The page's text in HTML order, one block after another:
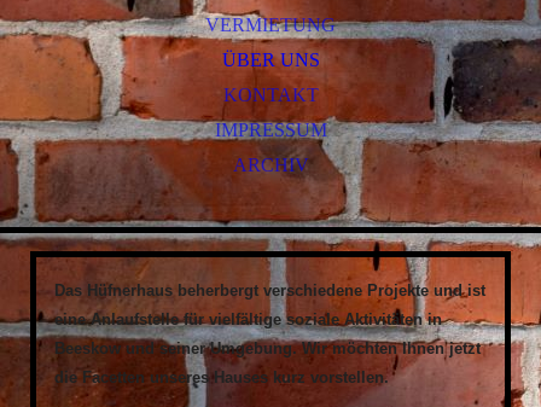
VERMIETUNG
ÜBER UNS
KONTAKT
IMPRESSUM
ARCHIV
Das Hüfnerhaus beherbergt verschiedene Projekte und ist
eine Anlaufstelle für vielfältige soziale Aktivitäten in
Beeskow und seiner Umgebung. Wir möchten Ihnen jetzt
die Facetten unseres Hauses kurz vorstellen.